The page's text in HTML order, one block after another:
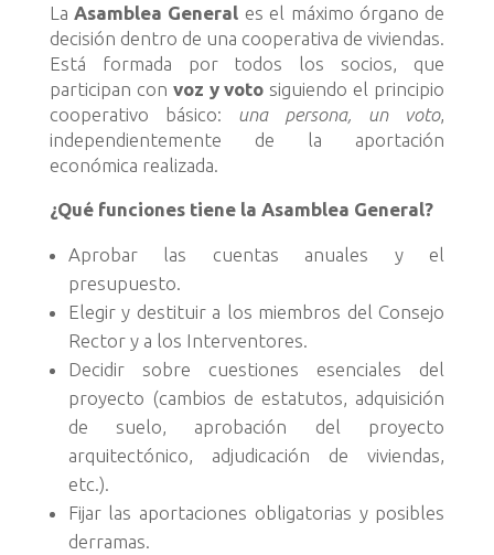
La Asamblea General es el máximo órgano de
decisión dentro de una cooperativa de viviendas.
Está formada por todos los socios, que
participan con voz y voto siguiendo el principio
cooperativo básico: una persona, un voto,
independientemente de la aportación
económica realizada.
¿Qué funciones tiene la Asamblea General?
Aprobar las cuentas anuales y el
presupuesto.
Elegir y destituir a los miembros del Consejo
Rector y a los Interventores.
Decidir sobre cuestiones esenciales del
proyecto (cambios de estatutos, adquisición
de suelo, aprobación del proyecto
arquitectónico, adjudicación de viviendas,
etc.).
Fijar las aportaciones obligatorias y posibles
derramas.